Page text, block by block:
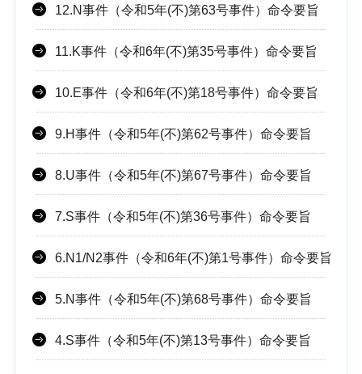
12.N事件（令和5年(不)第63号事件）命令要旨
11.K事件（令和6年(不)第35号事件）命令要旨
10.E事件（令和6年(不)第18号事件）命令要旨
9.H事件（令和5年(不)第62号事件）命令要旨
8.U事件（令和5年(不)第67号事件）命令要旨
7.S事件（令和5年(不)第36号事件）命令要旨
6.N1/N2事件（令和6年(不)第1号事件）命令要旨
5.N事件（令和5年(不)第68号事件）命令要旨
4.S事件（令和5年(不)第13号事件）命令要旨